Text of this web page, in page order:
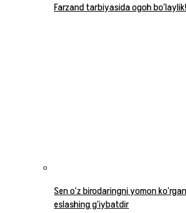
Farzand tarbiyasida ogoh bo‘laylik!
Sen o‘z birodaringni yomon
eslashing g‘iybatdir